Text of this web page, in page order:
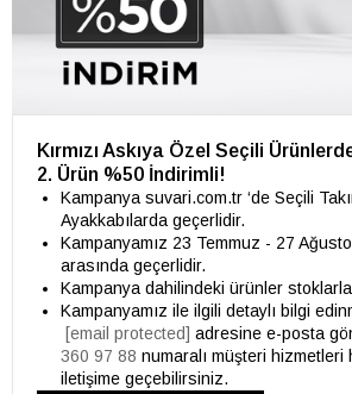
Kırmızı Askıya Özel Seçili
2. Ürün %50 İndirimli!
Kampanya suvari.com.tr ‘de Seçili
Ayakkabılarda geçerlidir.
Kampanyamız 23 Temmuz - 27
arasında geçerlidir.
Kampanya dahilindeki ürünler stoklarla
Kampanyamız ile ilgili detaylı bilgi
[email protected] adresine e-posta
360 97 88 numaralı müşteri hizmetleri
iletişime geçebilirsiniz.